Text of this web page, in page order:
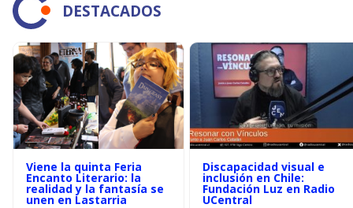
DESTACADOS
Viene la quinta Feria
Encanto Literario: la
realidad y la fantasía se
unen en Lastarria
Discapacidad visual e
inclusión en Chile:
Fundación Luz en Radio
UCentral